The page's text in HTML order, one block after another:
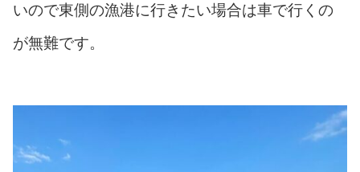
いので東側の漁港に行きたい場合は車で行くの
が無難です。